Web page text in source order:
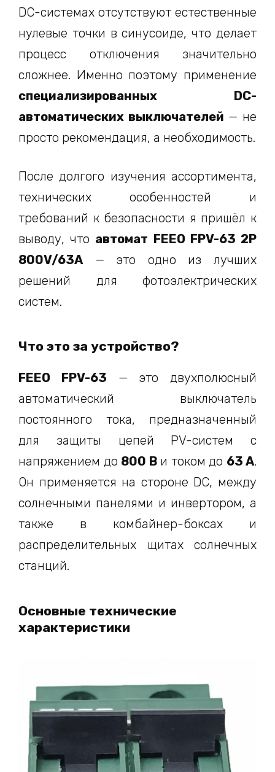
DC-системах отсутствуют естественные
нулевые точки в синусоиде, что делает
процесс отключения значительно
сложнее. Именно поэтому применение
специализированных DC-
автоматических выключателей — не
просто рекомендация, а необходимость.
После долгого изучения ассортимента,
технических особенностей и
требований к безопасности я пришёл к
выводу, что автомат FEEO FPV-63 2P
800V/63A — это одно из лучших
решений для фотоэлектрических
систем.
Что это за устройство?
FEEO FPV-63 — это двухполюсный
автоматический выключатель
постоянного тока, предназначенный
для защиты цепей PV-систем с
напряжением до 800 Ви током до 63 А.
Он применяется на стороне DC, между
солнечными панелями и инвертором, а
также в комбайнер-боксах и
распределительных щитах солнечных
станций.
Основные технические
характеристики
Н
о
и
н